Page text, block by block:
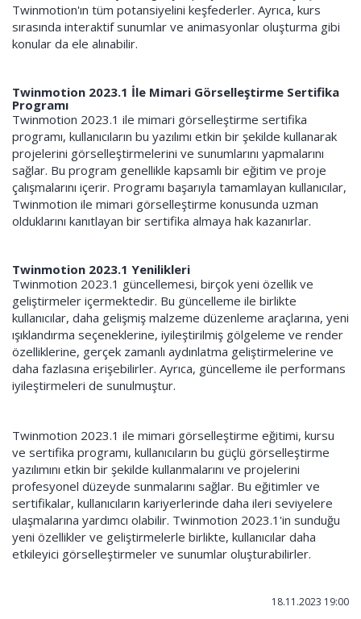
Twinmotion'ın tüm potansiyelini keşfederler. Ayrıca, kurs
sırasında interaktif sunumlar ve animasyonlar oluşturma gibi
konular da ele alınabilir.
Twinmotion 2023.1 İle Mimari Görselleştirme Sertifika
Programı
Twinmotion 2023.1 ile mimari görselleştirme sertifika
programı, kullanıcıların bu yazılımı etkin bir şekilde kullanarak
projelerini görselleştirmelerini ve sunumlarını yapmalarını
sağlar. Bu program genellikle kapsamlı bir eğitim ve proje
çalışmalarını içerir. Programı başarıyla tamamlayan kullanıcılar,
Twinmotion ile mimari görselleştirme konusunda uzman
olduklarını kanıtlayan bir sertifika almaya hak kazanırlar.
Twinmotion 2023.1 Yenilikleri
Twinmotion 2023.1 güncellemesi, birçok yeni özellik ve
geliştirmeler içermektedir. Bu güncelleme ile birlikte
kullanıcılar, daha gelişmiş malzeme düzenleme araçlarına, yeni
ışıklandırma seçeneklerine, iyileştirilmiş gölgeleme ve render
özelliklerine, gerçek zamanlı aydınlatma geliştirmelerine ve
daha fazlasına erişebilirler. Ayrıca, güncelleme ile performans
iyileştirmeleri de sunulmuştur.
Twinmotion 2023.1 ile mimari görselleştirme eğitimi, kursu
ve sertifika programı, kullanıcıların bu güçlü görselleştirme
yazılımını etkin bir şekilde kullanmalarını ve projelerini
profesyonel düzeyde sunmalarını sağlar. Bu eğitimler ve
sertifikalar, kullanıcıların kariyerlerinde daha ileri seviyelere
ulaşmalarına yardımcı olabilir. Twinmotion 2023.1'in sunduğu
yeni özellikler ve geliştirmelerle birlikte, kullanıcılar daha
etkileyici görselleştirmeler ve sunumlar oluşturabilirler.
18.11.2023 19:00